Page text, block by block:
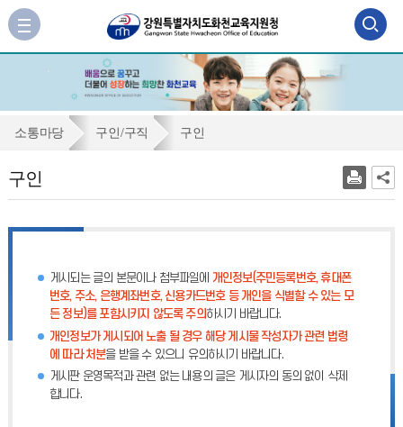
검
색
역
기
사
이
가
구소통마당 구인/구직 구인
구인
게시되는 글의 본문이나 첨부파일에 개인정보(주민등록번호, 휴대폰
번호, 주소, 은행계좌번호, 신용카드번호 등 개인을 식별할 수 있는 모
든 정보)를 포함시키지 않도록 주의하시기 바랍니다.
개인정보가 게시되어 노출 될 경우 해당 게시물 작성자가 관련 법령
에 따라 처분을 받을 수 있으니 유의하시기 바랍니다.
게시판 운영목적과 관련 없는 내용의 글은 게시자의 동의 없이 삭제
합니다.